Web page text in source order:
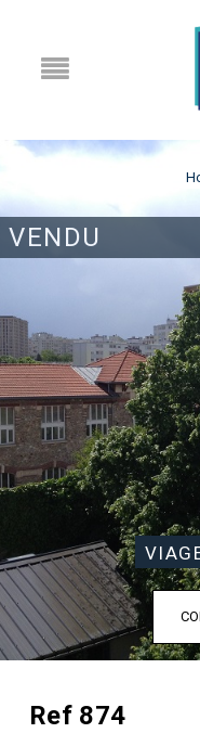
VENDU
ANNONCE
Ref 874